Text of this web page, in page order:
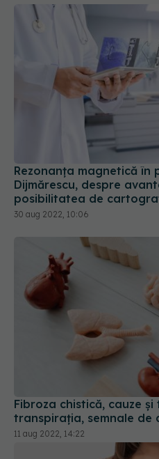
Rezonanța magnetică în
Dijmărescu, despre
posibilitatea de
30 aug 2022, 10:06
Fibroza chistică, cauze
transpirația, semnale de
11 aug 2022, 14:22